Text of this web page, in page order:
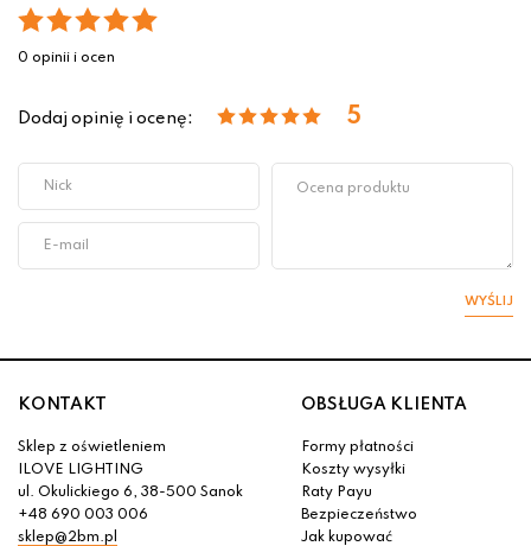
0 opinii i ocen
Dodaj opinię i ocenę: 5
WYŚLIJ
KONTAKT
Sklep z oświetleniem
ILOVE LIGHTING
ul. Okulickiego 6, 38-500 Sanok
+48 690 003 006
sklep@2bm.pl
OBSŁUGA KLIENTA
Formy płatności
Koszty wysyłki
Raty Payu
Bezpieczeństwo
Jak kupować